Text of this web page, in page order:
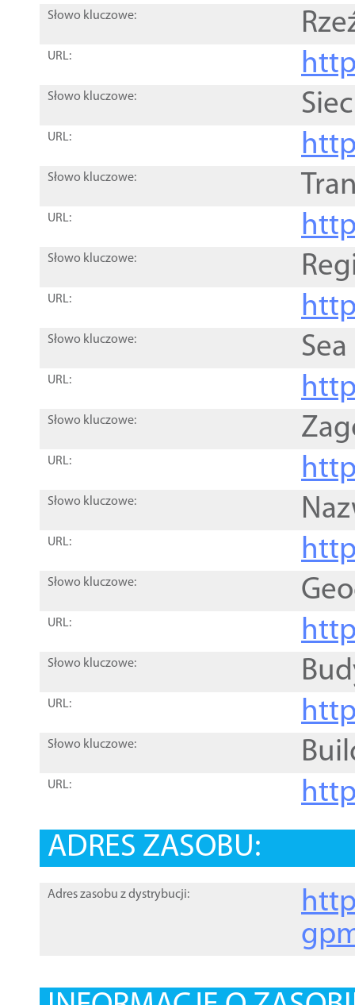
Słowo kluczowe:
URL:
Słowo kluczowe:
URL:
Słowo kluczowe:
URL:
Słowo kluczowe:
URL:
Słowo kluczowe:
URL:
Słowo kluczowe:
URL:
Słowo kluczowe:
URL:
Słowo kluczowe:
URL:
Słowo kluczowe:
URL:
Słowo kluczowe:
URL:
ADRES ZASOBU:
Adres zasobu z dystrybucji: